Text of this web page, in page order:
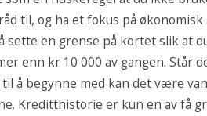
til, og ha et fokus på
sette en grense på kortet slik at
enn kr 10 000 av gangen. Står
å begynne med kan det være
Kreditthistorie er kun en av få